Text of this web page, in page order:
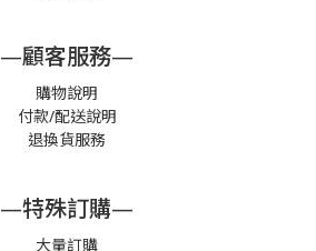
—顧客服務—
購物說明
付款/配送說明
退換貨服務
—特殊訂購—
大量訂購